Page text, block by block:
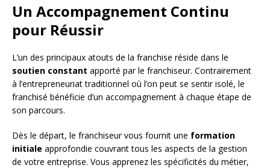
Un Accompagnement Continu
pour Réussir
L’un des principaux atouts de la franchise réside dans le
soutien constant apporté par le franchiseur. Contrairement
à l’entrepreneuriat traditionnel où l’on peut se sentir isolé, le
franchisé bénéficie d’un accompagnement à chaque étape de
son parcours.
Dès le départ, le franchiseur vous fournit une formation
initiale approfondie couvrant tous les aspects de la gestion
de votre entreprise. Vous apprenez les spécificités du métier,